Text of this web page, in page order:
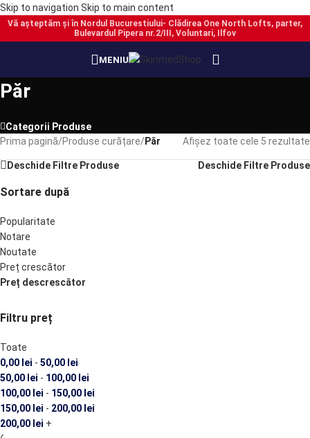
Skip to navigation Skip to main content
Vă așteptăm și în Nordul Bucurestiului- Clădirea One North Lofts, parter,
Bulevardul Pipera nr.2/III, Voluntari, Ilfov
MENIU
Păr
Categorii Produse
Prima pagină/Produse curățare/Păr Afișez toate cele 5 rezultate
Deschide Filtre Produse Deschide Filtre Produse
Sortare după
Popularitate
Notare
Noutate
Preț crescător
Preț descrescător
Filtru preț
Toate
0,00 lei - 50,00 lei
50,00 lei - 100,00 lei
100,00 lei - 150,00 lei
150,00 lei - 200,00 lei
200,00 lei +